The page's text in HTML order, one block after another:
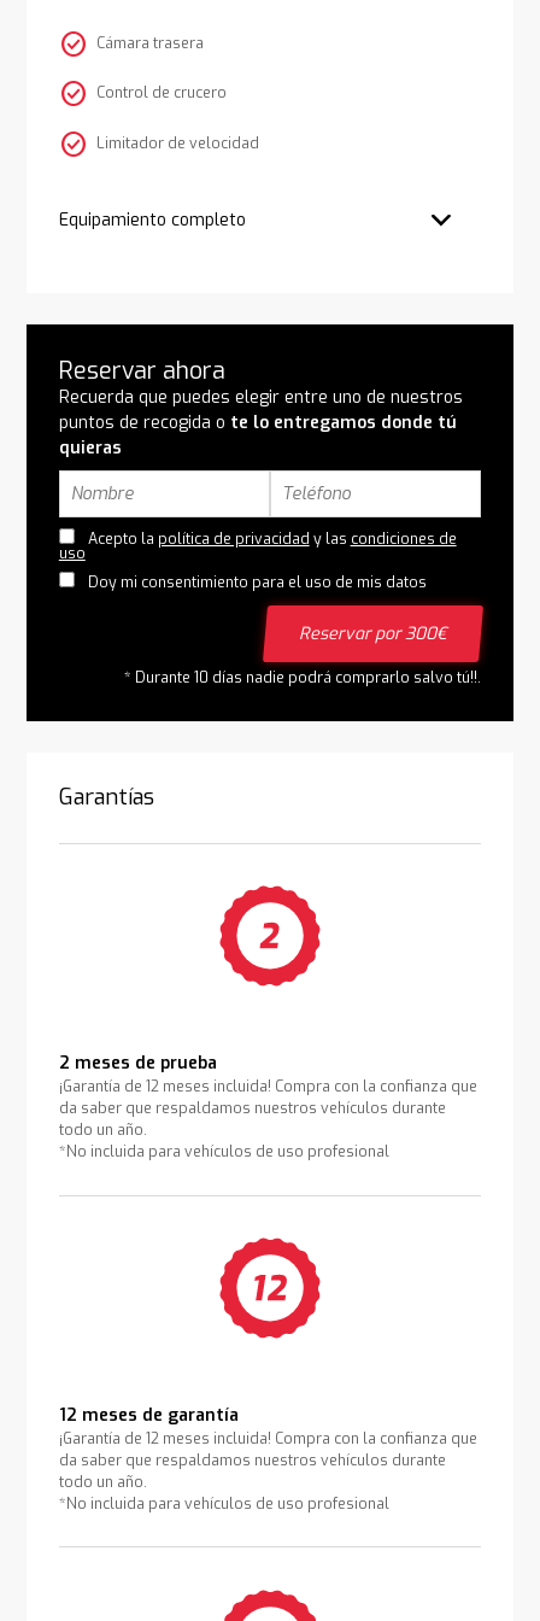
check_circle Cámara trasera
check_circle Control de crucero
check_circle Limitador de velocidad
Equipamiento completo
Reservar ahora
Recuerda que puedes elegir entre uno de nuestros
puntos de recogida o te lo entregamos donde tú
quieras
Acepto la política de privacidad y las condiciones de
uso
Doy mi consentimiento para el uso de mis datos
Reservar por 300€
* Durante 10 días nadie podrá comprarlo salvo tú!!.
Garantías
2 meses de prueba
¡Garantía de 12 meses incluida! Compra con la confianza que
da saber que respaldamos nuestros vehículos durante
todo un año.
*No incluida para vehículos de uso profesional
12 meses de garantía
¡Garantía de 12 meses incluida! Compra con la confianza que
da saber que respaldamos nuestros vehículos durante
todo un año.
*No incluida para vehículos de uso profesional